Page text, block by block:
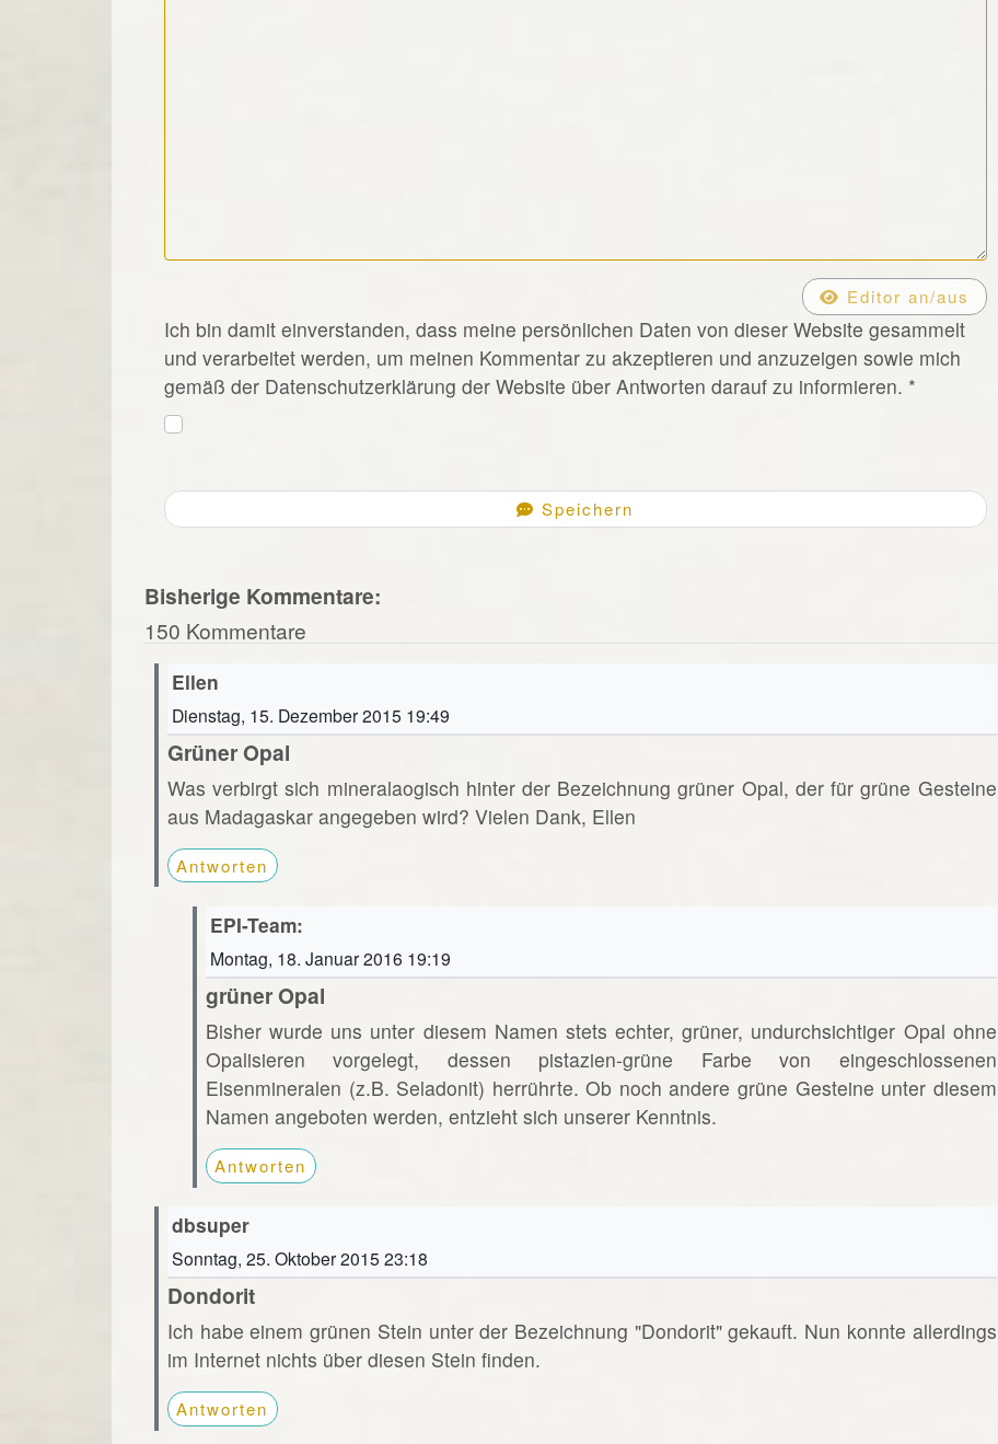
Editor an/aus
Ich bin damit einverstanden, dass meine persönlichen Daten von dieser Website gesammelt
und verarbeitet werden, um meinen Kommentar zu akzeptieren und anzuzeigen sowie mich
gemäß der Datenschutzerklärung der Website über Antworten darauf zu informieren. *
Speichern
Bisherige Kommentare:
150 Kommentare
Ellen
Dienstag, 15. Dezember 2015 19:49
Grüner Opal
Was verbirgt sich mineralaogisch hinter der Bezeichnung grüner Opal, der für grüne Gesteine
aus Madagaskar angegeben wird? Vielen Dank, Ellen
Antworten
EPI-Team:
Montag, 18. Januar 2016 19:19
grüner Opal
Bisher wurde uns unter diesem Namen stets echter, grüner, undurchsichtiger Opal ohne
Opalisieren vorgelegt, dessen pistazien-grüne Farbe von eingeschlossenen
Eisenmineralen (z.B. Seladonit) herrührte. Ob noch andere grüne Gesteine unter diesem
Namen angeboten werden, entzieht sich unserer Kenntnis.
Antworten
dbsuper
Sonntag, 25. Oktober 2015 23:18
Dondorit
Ich habe einem grünen Stein unter der Bezeichnung "Dondorit" gekauft. Nun konnte allerdings
im Internet nichts über diesen Stein finden.
Antworten